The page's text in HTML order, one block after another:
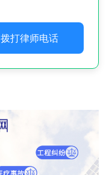
拨打律师电话